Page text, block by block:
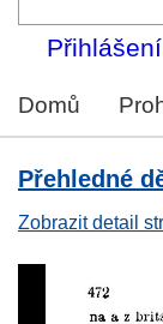
Přihlášení
Domů
Přehledné
Zobrazit detail